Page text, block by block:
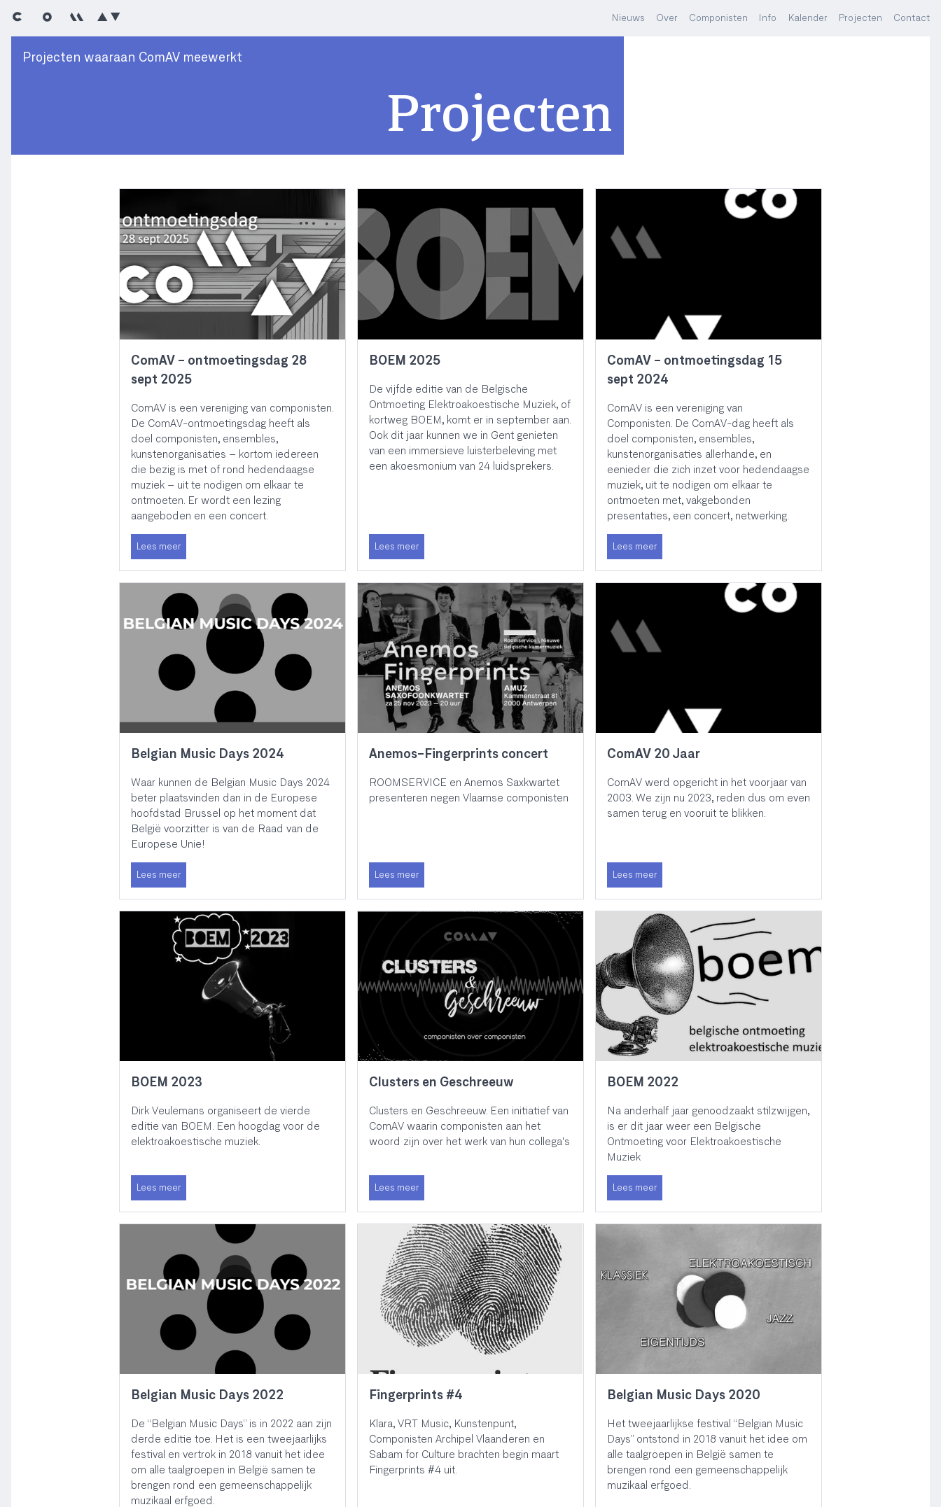
Nieuws Over Componisten Info Kalender Projecten Contact
Projecten waaraan ComAV meewerkt
Projecten
ComAV - ontmoetingsdag 28
sept 2025
ComAV is een vereniging van componisten.
De ComAV-ontmoetingsdag heeft als
doel componisten, ensembles,
kunstenorganisaties – kortom iedereen
die bezig is met of rond hedendaagse
muziek – uit te nodigen om elkaar te
ontmoeten. Er wordt een lezing
aangeboden en een concert.
Lees meer
BOEM 2025
De vijfde editie van de Belgische
Ontmoeting Elektroakoestische Muziek, of
kortweg BOEM, komt er in september aan.
Ook dit jaar kunnen we in Gent genieten
van een immersieve luisterbeleving met
een akoesmonium van 24 luidsprekers.
Lees meer
ComAV - ontmoetingsdag 15
sept 2024
ComAV is een vereniging van
Componisten. De ComAV-dag heeft als
doel componisten, ensembles,
kunstenorganisaties allerhande, en
eenieder die zich inzet voor hedendaagse
muziek, uit te nodigen om elkaar te
ontmoeten met, vakgebonden
presentaties, een concert, netwerking.
Lees meer
Belgian Music Days 2024
Waar kunnen de Belgian Music Days 2024
beter plaatsvinden dan in de Europese
hoofdstad Brussel op het moment dat
België voorzitter is van de Raad van de
Europese Unie!
Lees meer
Anemos-Fingerprints concert
ROOMSERVICE en Anemos Saxkwartet
presenteren negen Vlaamse componisten
Lees meer
ComAV 20 Jaar
ComAV werd opgericht in het voorjaar van
2003. We zijn nu 2023, reden dus om even
samen terug en vooruit te blikken.
Lees meer
BOEM 2023
Dirk Veulemans organiseert de vierde
editie van BOEM. Een hoogdag voor de
elektroakoestische muziek.
Lees meer
Clusters en Geschreeuw
Clusters en Geschreeuw. Een initiatief van
ComAV waarin componisten aan het
woord zijn over het werk van hun collega's
Lees meer
BOEM 2022
Na anderhalf jaar genoodzaakt stilzwijgen,
is er dit jaar weer een Belgische
Ontmoeting voor Elektroakoestische
Muziek
Lees meer
Belgian Music Days 2022
De “Belgian Music Days” is in 2022 aan zijn
derde editie toe. Het is een tweejaarlijks
festival en vertrok in 2018 vanuit het idee
om alle taalgroepen in België samen te
brengen rond een gemeenschappelijk
muzikaal erfgoed.
Fingerprints #4
Klara, VRT Music, Kunstenpunt,
Componisten Archipel Vlaanderen en
Sabam for Culture brachten begin maart
Fingerprints #4 uit.
Belgian Music Days 2020
Het tweejaarlijkse festival “Belgian Music
Days” ontstond in 2018 vanuit het idee om
alle taalgroepen in België samen te
brengen rond een gemeenschappelijk
muzikaal erfgoed.